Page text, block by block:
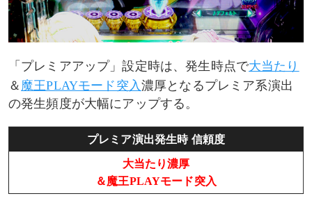
「プレミアアップ」設定時は、発生時点で大当たり
＆ 魔王PLAYモード突入 濃厚となるプレミア系演出
の発生頻度が大幅にアップする。
プレミア演出発生時 信頼度
大当たり濃厚
＆魔王PLAYモード突入